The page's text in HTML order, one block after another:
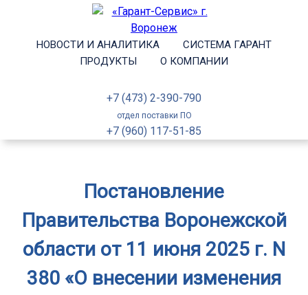
НОВОСТИ И АНАЛИТИКА
СИСТЕМА ГАРАНТ
ПРОДУКТЫ
О КОМПАНИИ
+7 (473) 2-390-790
отдел поставки ПО
+7 (960) 117-51-85
Постановление
Правительства Воронежской
области от 11 июня 2025 г. N
380 «О внесении изменения